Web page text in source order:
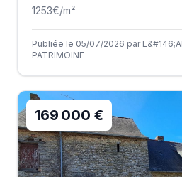
1253€/m²
Publiée le 05/07/2026 par
PATRIMOINE
169 000 €